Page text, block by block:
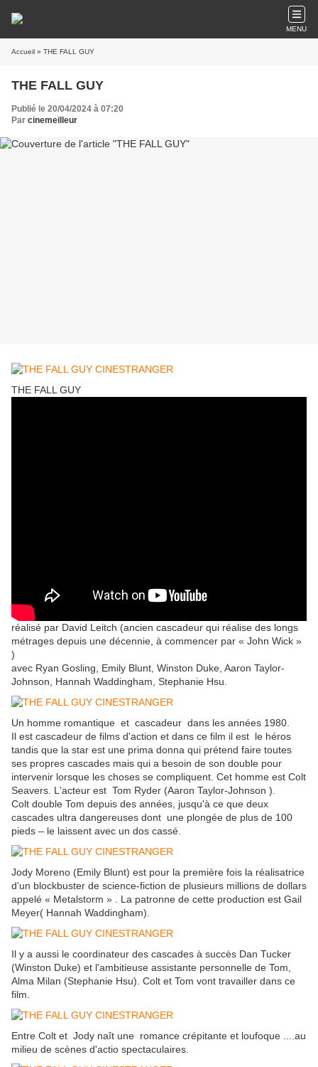
MENU
Accueil » THE FALL GUY
THE FALL GUY
Publié le 20/04/2024 à 07:20
Par cinemeilleur
THE FALL GUY
réalisé par David Leitch (ancien cascadeur qui réalise des longs
métrages depuis une décennie, à commencer par « John Wick »
)
avec Ryan Gosling, Emily Blunt, Winston Duke, Aaron Taylor-
Johnson, Hannah Waddingham, Stephanie Hsu.
Un homme romantique et cascadeur dans les années 1980.
Il est cascadeur de films d'action et dans ce film il est le héros
tandis que la star est une prima donna qui prétend faire toutes
ses propres cascades mais qui a besoin de son double pour
intervenir lorsque les choses se compliquent. Cet homme est Colt
Seavers. L'acteur est Tom Ryder (Aaron Taylor-Johnson ).
Colt double Tom depuis des années, jusqu'à ce que deux
cascades ultra dangereuses dont une plongée de plus de 100
pieds – le laissent avec un dos cassé.
Jody Moreno (Emily Blunt) est pour la première fois la réalisatrice
d’un blockbuster de science-fiction de plusieurs millions de dollars
appelé « Metalstorm » . La patronne de cette production est Gail
Meyer( Hannah Waddingham).
Il y a aussi le coordinateur des cascades à succès Dan Tucker
(Winston Duke) et l'ambitieuse assistante personnelle de Tom,
Alma Milan (Stephanie Hsu). Colt et Tom vont travailler dans ce
film.
Entre Colt et Jody naît une romance crépitante et loufoque ....au
milieu de scènes d'actio spectaculaires.